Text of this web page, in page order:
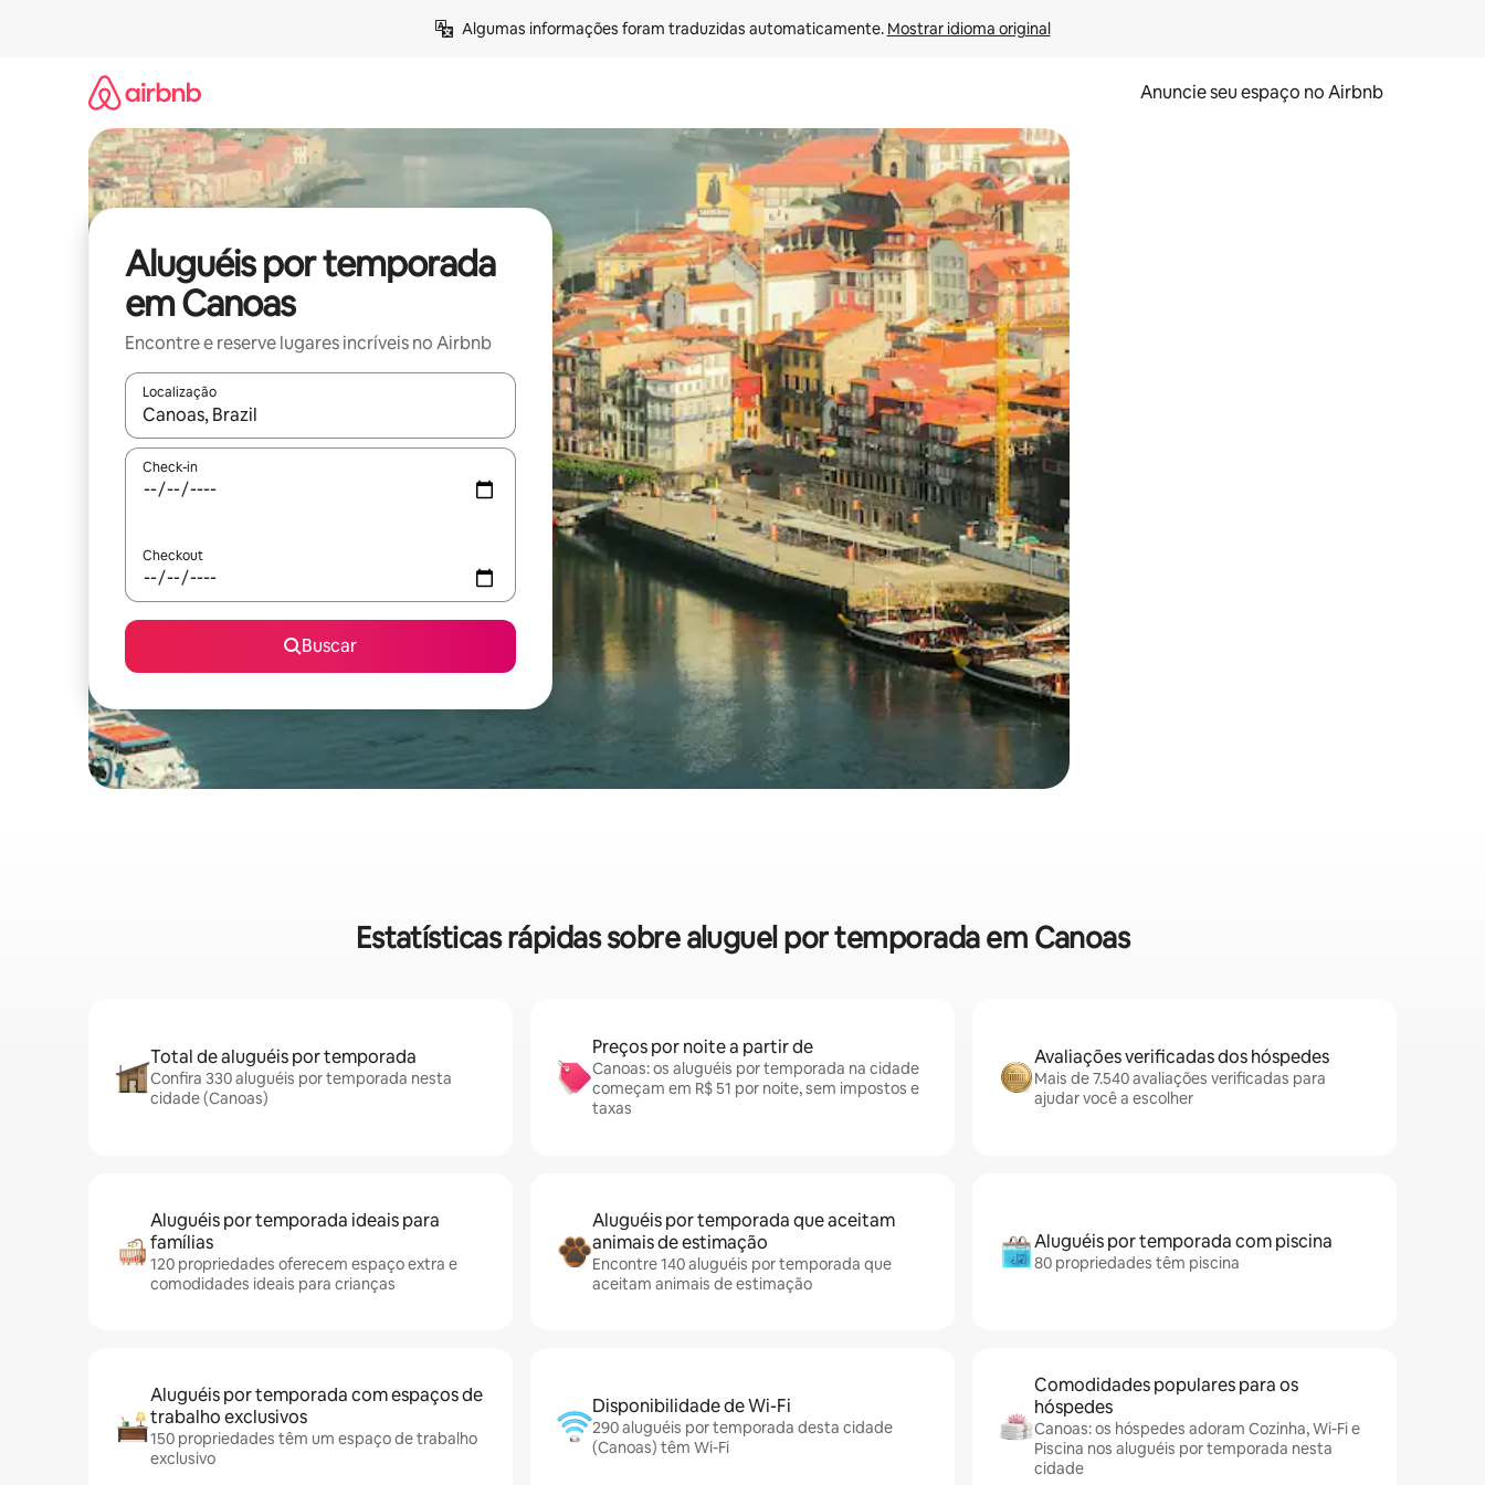
Algumas informações foram traduzidas automaticamente. Mostrar idioma original
Anuncie seu espaço no Airbnb
Aluguéis por temporada
em Canoas
Encontre e reserve lugares incríveis no Airbnb
Localização
Quando os resultados estiverem disponíveis, explore-os usando as seta para cima e para baixo do teclado ou tocando e deslizando o dedo na tela.
Check-in
Checkout
Buscar
Estatísticas rápidas sobre aluguel por temporada em Canoas
Total de aluguéis por temporada
Confira 330 aluguéis por temporada nesta
cidade (Canoas)
Preços por noite a partir de
Canoas: os aluguéis por temporada na cidade
começam em R$ 51 por noite, sem impostos e
taxas
Avaliações verificadas dos hóspedes
Mais de 7.540 avaliações verificadas para
ajudar você a escolher
Aluguéis por temporada ideais para
famílias
120 propriedades oferecem espaço extra e
comodidades ideais para crianças
Aluguéis por temporada que aceitam
animais de estimação
Encontre 140 aluguéis por temporada que
aceitam animais de estimação
Aluguéis por temporada com piscina
80 propriedades têm piscina
Aluguéis por temporada com espaços de
trabalho exclusivos
150 propriedades têm um espaço de trabalho
exclusivo
Disponibilidade de Wi-Fi
290 aluguéis por temporada desta cidade
(Canoas) têm Wi-Fi
Comodidades populares para os
hóspedes
Canoas: os hóspedes adoram Cozinha, Wi-Fi e
Piscina nos aluguéis por temporada nesta
cidade